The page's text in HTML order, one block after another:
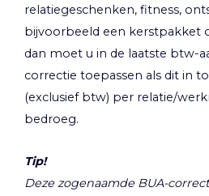
relatiegeschenken, fitness,
bijvoorbeeld een kerstpakket
dan moet u in de laatste btw-
correctie toepassen als dit in
(exclusief btw) per relatie/
bedroeg.
Tip!
Deze zogenaamde BUA-